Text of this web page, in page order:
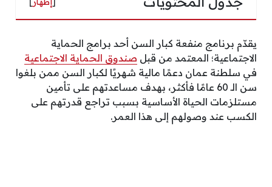
يقدّم برنامج منفعة كبار السن أحد برامج الحماية
الاجتماعية؛ المعتمد من قبل صندوق الحماية الاجتماعية
في سلطنة عمان دعمًا مالية شهريًا لكبار السن ممن بلغوا
سن الـ 60 عامًا فأكثر، بهدف مساعدتهم على تأمين
مستلزمات الحياة الأساسية بسبب تراجع قدرتهم على
الكسب عند وصولهم إلى هذا العمر.